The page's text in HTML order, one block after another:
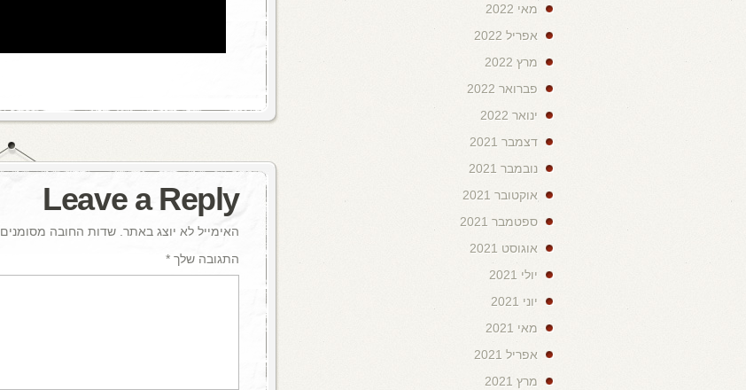
Leave a Reply
האימייל לא יוצג באתר. שדות החובה מסומנים
התגובה שלך *
מאי 2022
אפריל 2022
מרץ 2022
פברואר 2022
ינואר 2022
דצמבר 2021
נובמבר 2021
אוקטובר 2021
ספטמבר 2021
אוגוסט 2021
יולי 2021
יוני 2021
מאי 2021
אפריל 2021
מרץ 2021